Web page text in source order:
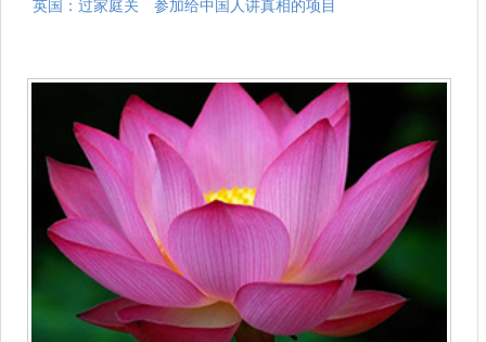
英国：过家庭关 参加给中国人讲真相的项目